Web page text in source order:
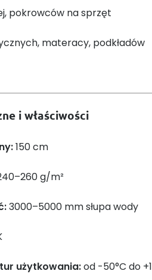
pokrowców na sprzęt
materacy, podkładów
i właściwości
150 cm
g/m²
3000–5000 mm słupa wody
użytkowania:od -50°C do